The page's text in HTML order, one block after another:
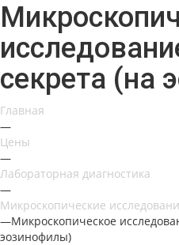
секрета (на
Главная
—
Цены
—
Лабораторная диагностика
—
Микроскопические
—Микроскопическое
эозинофилы)